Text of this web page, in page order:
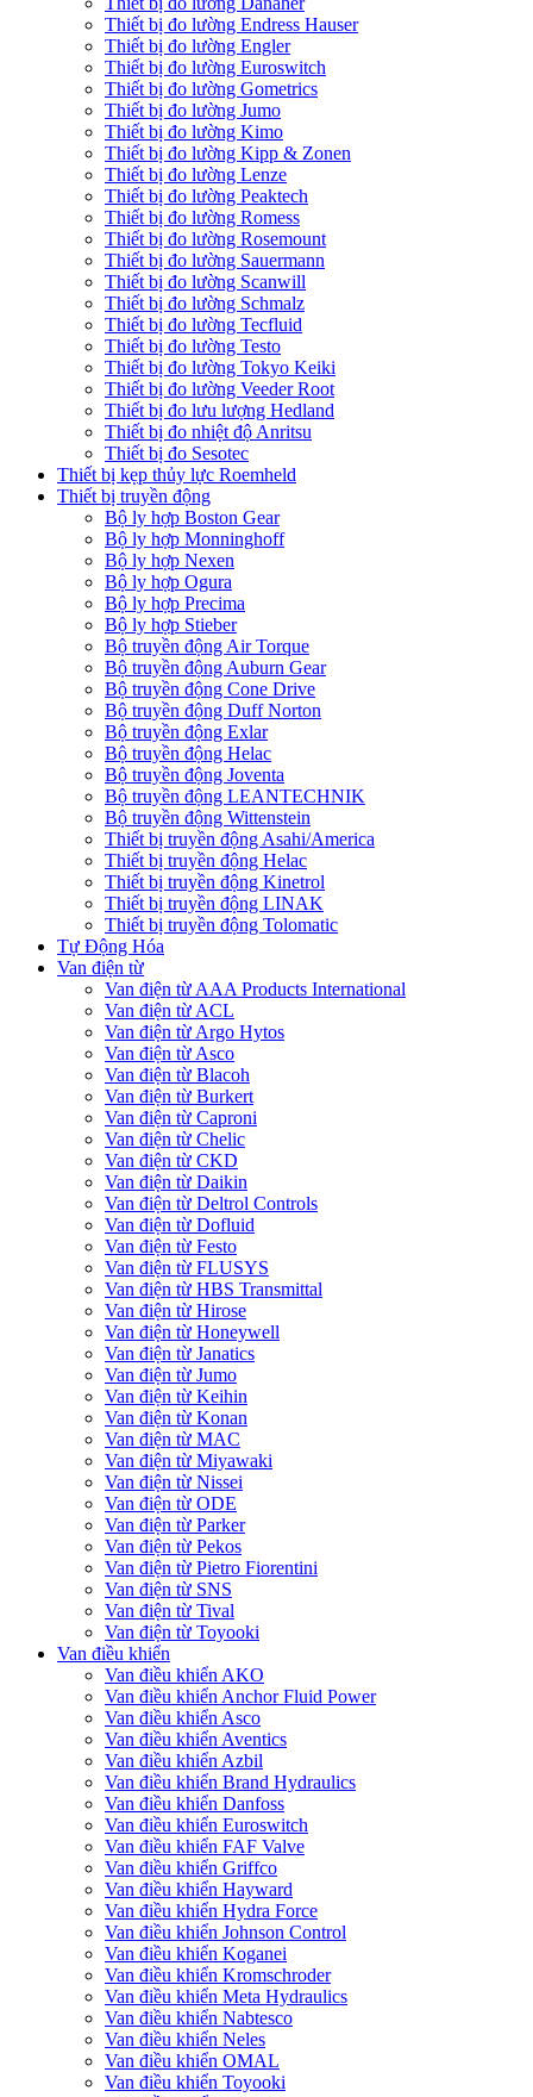
Thiết bị đo lường Endress Hauser
Thiết bị đo lường Engler
Thiết bị đo lường Euroswitch
Thiết bị đo lường Gometrics
Thiết bị đo lường Jumo
Thiết bị đo lường Kimo
Thiết bị đo lường Kipp & Zonen
Thiết bị đo lường Lenze
Thiết bị đo lường Peaktech
Thiết bị đo lường Romess
Thiết bị đo lường Rosemount
Thiết bị đo lường Sauermann
Thiết bị đo lường Scanwill
Thiết bị đo lường Schmalz
Thiết bị đo lường Tecfluid
Thiết bị đo lường Testo
Thiết bị đo lường Tokyo Keiki
Thiết bị đo lường Veeder Root
Thiết bị đo lưu lượng Hedland
Thiết bị đo nhiệt độ Anritsu
Thiết bị đo Sesotec
Thiết bị kẹp thủy lực Roemheld
Thiết bị truyền động
Bộ ly hợp Boston Gear
Bộ ly hợp Monninghoff
Bộ ly hợp Nexen
Bộ ly hợp Ogura
Bộ ly hợp Precima
Bộ ly hợp Stieber
Bộ truyền động Air Torque
Bộ truyền động Auburn Gear
Bộ truyền động Cone Drive
Bộ truyền động Duff Norton
Bộ truyền động Exlar
Bộ truyền động Helac
Bộ truyền động Joventa
Bộ truyền động LEANTECHNIK
Bộ truyền động Wittenstein
Thiết bị truyền động Asahi/America
Thiết bị truyền động Helac
Thiết bị truyền động Kinetrol
Thiết bị truyền động LINAK
Thiết bị truyền động Tolomatic
Tự Động Hóa
Van điện từ
Van điện từ AAA Products International
Van điện từ ACL
Van điện từ Argo Hytos
Van điện từ Asco
Van điện từ Blacoh
Van điện từ Burkert
Van điện từ Caproni
Van điện từ Chelic
Van điện từ CKD
Van điện từ Daikin
Van điện từ Deltrol Controls
Van điện từ Dofluid
Van điện từ Festo
Van điện từ FLUSYS
Van điện từ HBS Transmittal
Van điện từ Hirose
Van điện từ Honeywell
Van điện từ Janatics
Van điện từ Jumo
Van điện từ Keihin
Van điện từ Konan
Van điện từ MAC
Van điện từ Miyawaki
Van điện từ Nissei
Van điện từ ODE
Van điện từ Parker
Van điện từ Pekos
Van điện từ Pietro Fiorentini
Van điện từ SNS
Van điện từ Tival
Van điện từ Toyooki
Van điều khiển
Van điều khiển AKO
Van điều khiển Anchor Fluid Power
Van điều khiển Asco
Van điều khiển Aventics
Van điều khiển Azbil
Van điều khiển Brand Hydraulics
Van điều khiển Danfoss
Van điều khiển Euroswitch
Van điều khiển FAF Valve
Van điều khiển Griffco
Van điều khiển Hayward
Van điều khiển Hydra Force
Van điều khiển Johnson Control
Van điều khiển Koganei
Van điều khiển Kromschroder
Van điều khiển Meta Hydraulics
Van điều khiển Nabtesco
Van điều khiển Neles
Van điều khiển OMAL
Van điều khiển Toyooki